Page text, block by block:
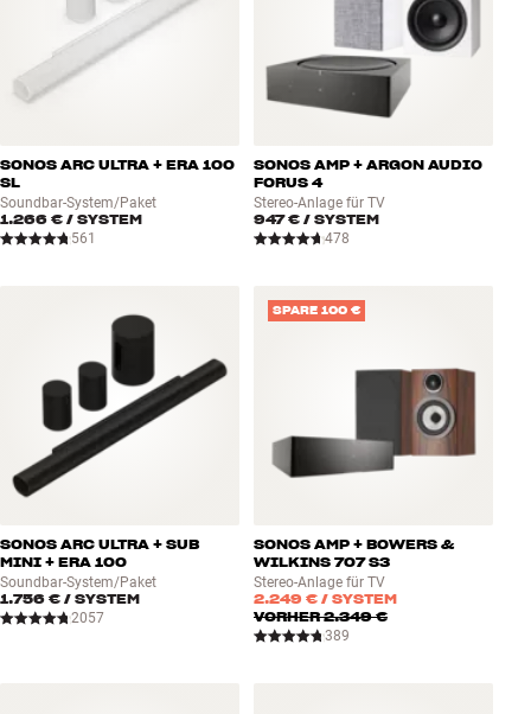
SONOS ARC ULTRA + ERA 100
SL
Soundbar-System/Paket
1.266 € / SYSTEM
561
SONOS AMP + ARGON AUDIO
FORUS 4
Stereo-Anlage für TV
947 € / SYSTEM
478
SONOS ARC ULTRA + SUB
MINI + ERA 100
Soundbar-System/Paket
1.756 € / SYSTEM
2057
SPARE 100 €
SONOS AMP + BOWERS &
WILKINS 707 S3
Stereo-Anlage für TV
2.249 € / SYSTEM
VORHER2.349 €
389